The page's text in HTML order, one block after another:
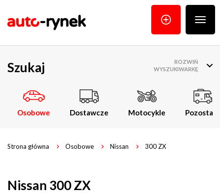
menu
Szukaj
Osobowe Dostawcze Motocykle Pozostałe
ROZWIŃ
WYSZUKIWARKĘ
Strona główna Osobowe Nissan 300 ZX
Nissan 300 ZX